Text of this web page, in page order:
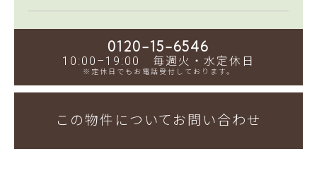
0120-15-6546
10:00–19:00 毎週火・水定休日
※定休日でもお電話受付しております。
この物件についてお問い合わせ